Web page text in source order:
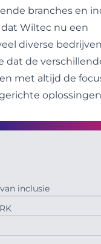
branches en
Wiltec nu een
diverse
dat de
met altijd de
inclusie